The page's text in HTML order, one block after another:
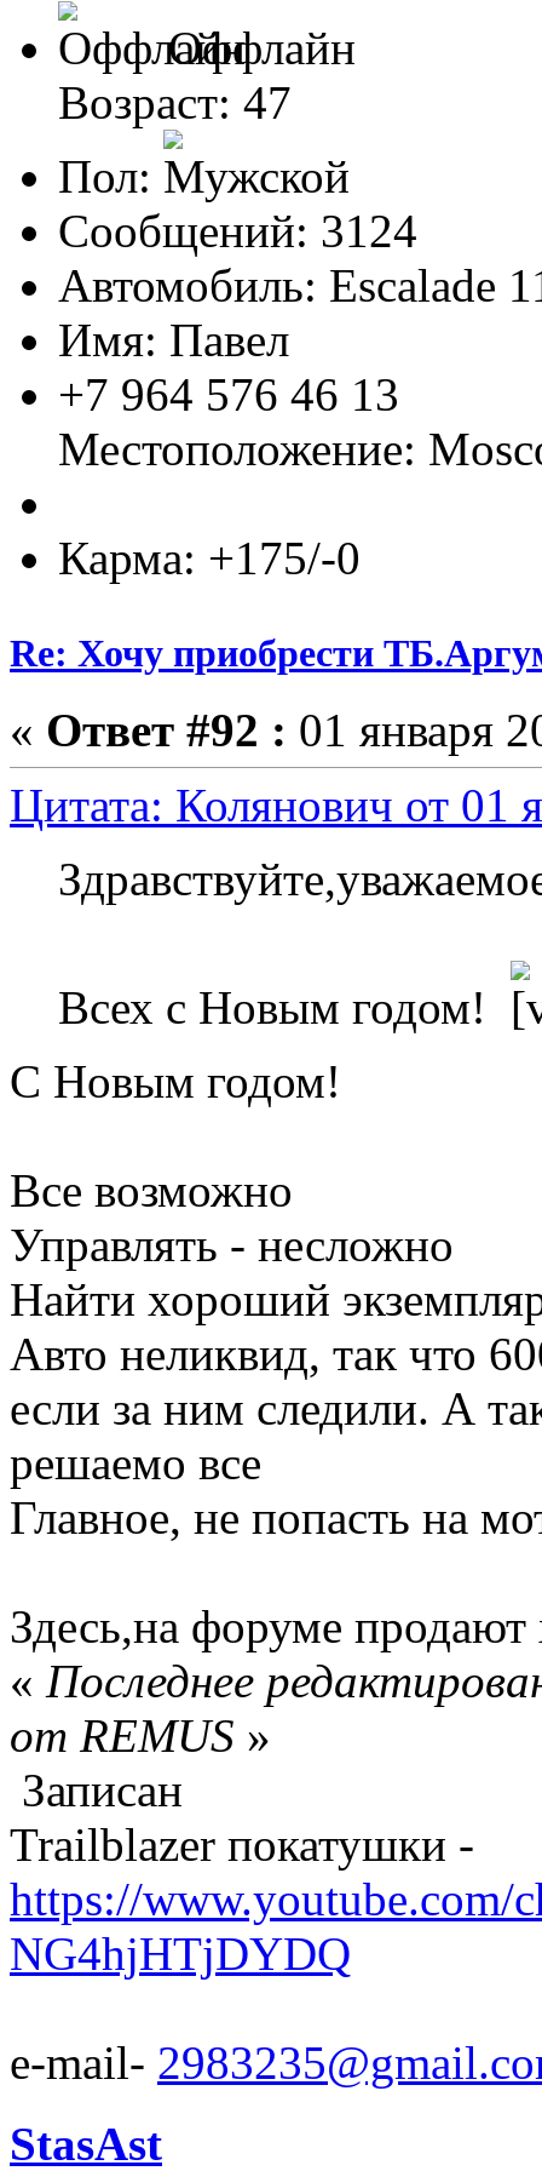
Оффлайн
Возраст: 47
Пол:
Сообщений: 3124
Автомобиль: Escalade
Имя: Павел
+7 964 576 46 13
Местоположение:
Карма: +175/-0
Re: Хочу приобрести
« Ответ #92 : 01 января
Цитата: Колянович от 01
Всех с Новым годом!
С Новым годом!
Все возможно
Управлять - несложно
Найти хороший
Авто неликвид, так что
если за ним следили. А
решаемо все
Главное, не попасть на
Здесь,на форуме
« Последнее
от REMUS »
Записан
Trailblazer покатушки -
https://
NG4hjHTjDYDQ
e-mail-
StasAst